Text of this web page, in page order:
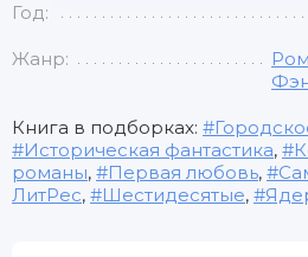
Год:
Жанр:
Книга в подборках:
Историческая фантастика,
романы, Первая любовь,
ЛитРес, Шестидесятые,